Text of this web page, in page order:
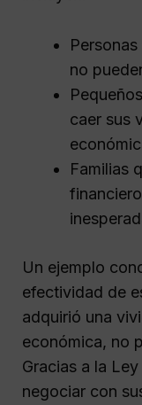
no
caer sus
Familias
Un ejemplo
efectividad de
adquirió una
económica, no
Gracias a la
negociar con